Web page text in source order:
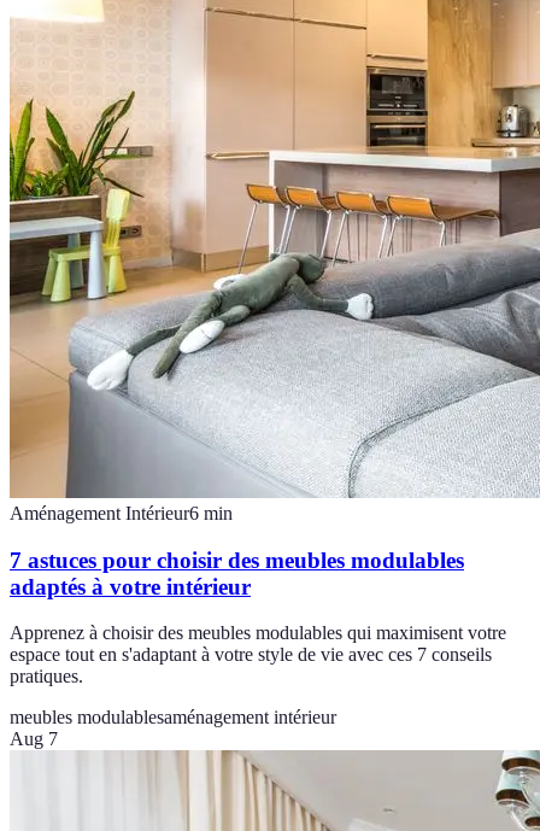
Aménagement Intérieur6 min
7 astuces pour choisir des meubles modulables
adaptés à votre intérieur
Apprenez à choisir des meubles modulables qui maximisent votre
espace tout en s'adaptant à votre style de vie avec ces 7 conseils
pratiques.
meubles modulablesaménagement intérieur
Aug 7